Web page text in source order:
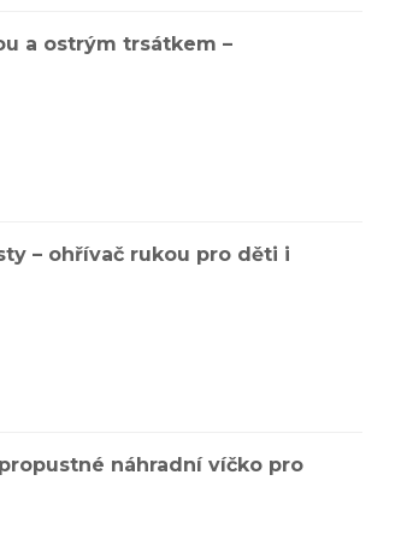
a ostrým trsátkem –
– ohřívač rukou pro děti i
náhradní víčko pro